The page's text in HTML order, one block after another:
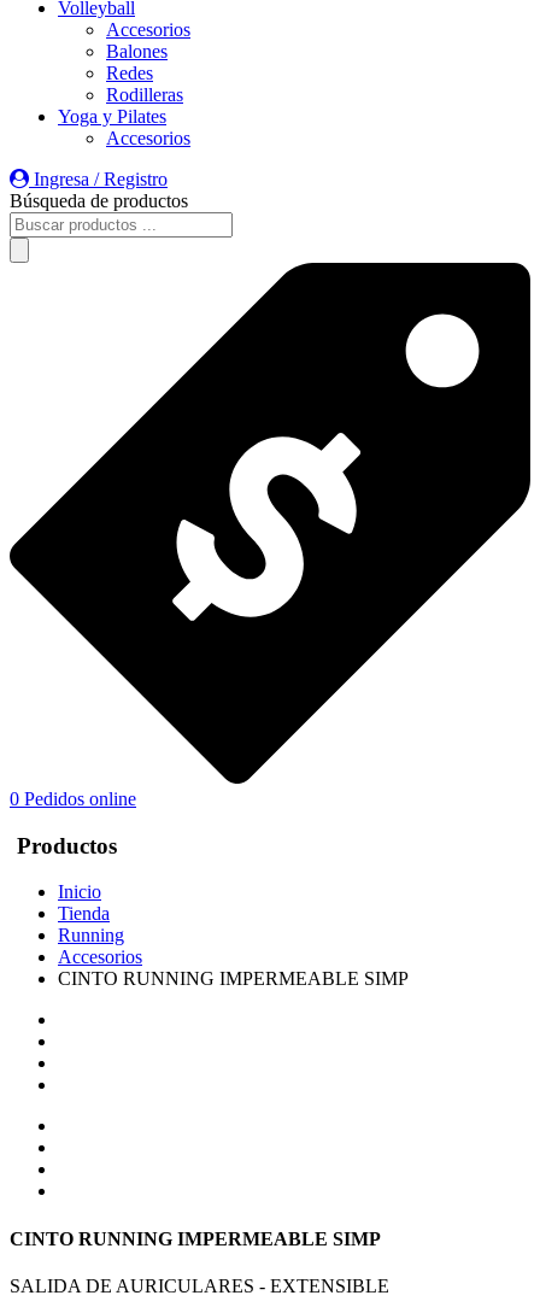
Volleyball
Accesorios
Balones
Redes
Rodilleras
Yoga y Pilates
Accesorios
Ingresa / Registro
Búsqueda de productos
0 Pedidos online
Productos
Inicio
Tienda
Running
Accesorios
CINTO RUNNING IMPERMEABLE SIMP
CINTO RUNNING IMPERMEABLE SIMP
SALIDA DE AURICULARES - EXTENSIBLE